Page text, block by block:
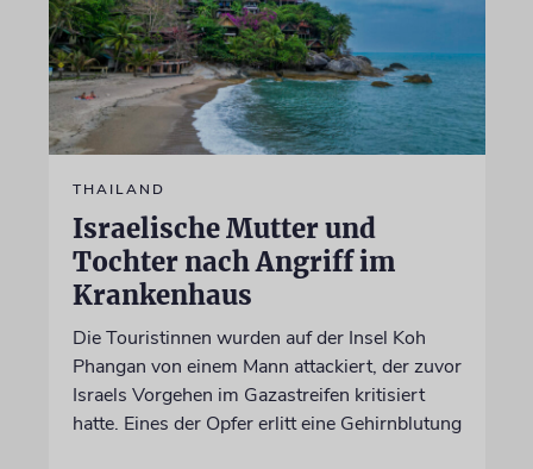
THAILAND
Israelische Mutter und
Tochter nach Angriff im
Krankenhaus
Die Touristinnen wurden auf der Insel Koh
Phangan von einem Mann attackiert, der zuvor
Israels Vorgehen im Gazastreifen kritisiert
hatte. Eines der Opfer erlitt eine Gehirnblutung